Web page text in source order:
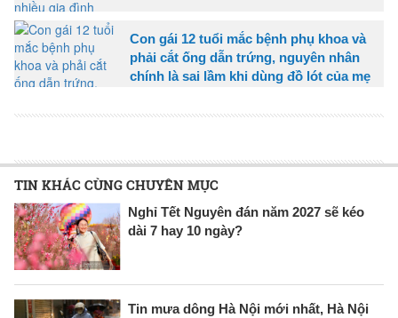
Con gái 12 tuổi mắc bệnh phụ khoa và
phải cắt ống dẫn trứng, nguyên nhân
chính là sai lầm khi dùng đồ lót của mẹ
TIN KHÁC CÙNG CHUYÊN MỤC
Nghỉ Tết Nguyên đán năm 2027 sẽ kéo
dài 7 hay 10 ngày?
Tin mưa dông Hà Nội mới nhất, Hà Nội